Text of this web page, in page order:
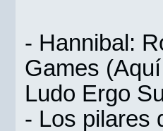
- Hannibal:
Games
Ludo Ergo
- Los pilares